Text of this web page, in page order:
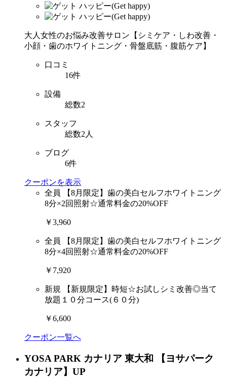
大人女性のお悩み改善サロン【シミケア・しわ改善・
小顔・歯のホワイトニング・骨盤底筋・腹筋ケア】
口コミ
16件
設備
総数2
スタッフ
総数2人
ブログ
6件
クーポンを表示
全員
【8月限定】歯の美白セルフホワイトニング
8分×2回照射☆通常料金の20%OFF
￥3,960
全員
【8月限定】歯の美白セルフホワイトニング
8分×4回照射☆通常料金の20%OFF
￥7,920
新規
【新規限定】時短☆お試しシミ改善◎当て
放題１０分コース(６０分)
￥6,600
クーポン一覧へ
YOSA PARK カナリア 東大和 【ヨサパーク
カナリア】 UP